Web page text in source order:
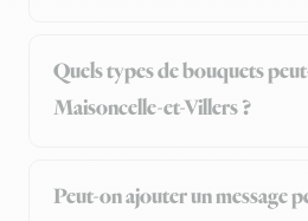
Quels types de bouquets
Maisoncelle-et-Villers ?
Peut-on ajouter un message